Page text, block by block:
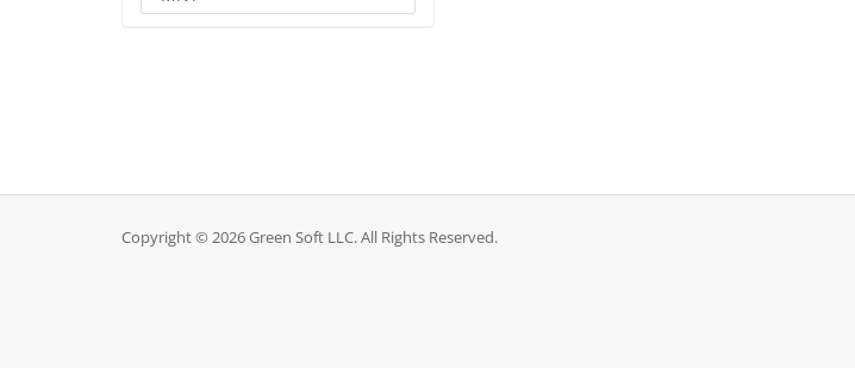
Copyright © 2026 Green Soft LLC. All Rights Reserved.